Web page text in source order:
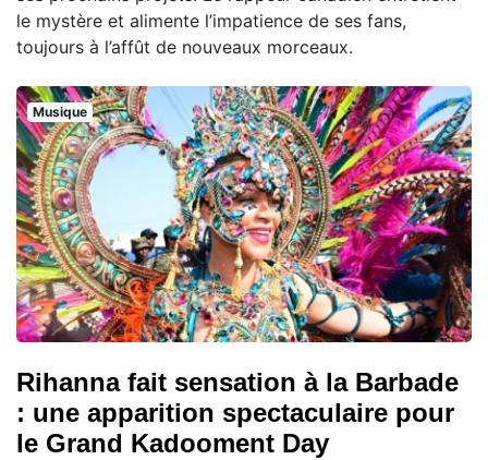
le mystère et alimente l’impatience de ses fans,
toujours à l’affût de nouveaux morceaux.
Musique
Rihanna fait sensation à la Barbade
: une apparition spectaculaire pour
le Grand Kadooment Day